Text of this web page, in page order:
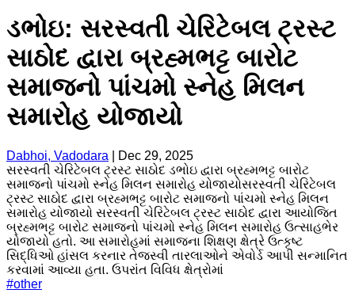
ડભોઇ: સરસ્વતી ચેરિટેબલ ટ્રસ્ટ
સાઠોદ દ્વારા બ્રહ્મભટ્ટ બારોટ
સમાજનો પાંચમો સ્નેહ મિલન
સમારોહ યોજાયો
Dabhoi, Vadodara
Dec 29, 2025
સરસ્વતી ચેરિટેબલ ટ્રસ્ટ સાઠોદ ડભોઇ દ્વારા બ્રહ્મભટ્ટ બારોટ
સમાજનો પાંચમો સ્નેહ મિલન સમારોહ યોજાયોસરસ્વતી ચેરિટેબલ
ટ્રસ્ટ સાઠોદ દ્વારા બ્રહ્મભટ્ટ બારોટ સમાજનો પાંચમો સ્નેહ મિલન
સમારોહ યોજાયો સરસ્વતી ચેરિટેબલ ટ્રસ્ટ સાઠોદ દ્વારા આયોજિત
બ્રહ્મભટ્ટ બારોટ સમાજનો પાંચમો સ્નેહ મિલન સમારોહ ઉત્સાહભેર
યોજાયો હતો. આ સમારોહમાં સમાજના શિક્ષણ ક્ષેત્રે ઉત્કૃષ્ટ
સિદ્ધિઓ હાંસલ કરનાર તેજસ્વી તારલાઓને એવોર્ડ આપી સન્માનિત
કરવામાં આવ્યા હતા. ઉપરાંત વિવિધ ક્ષેત્રોમાં
#other